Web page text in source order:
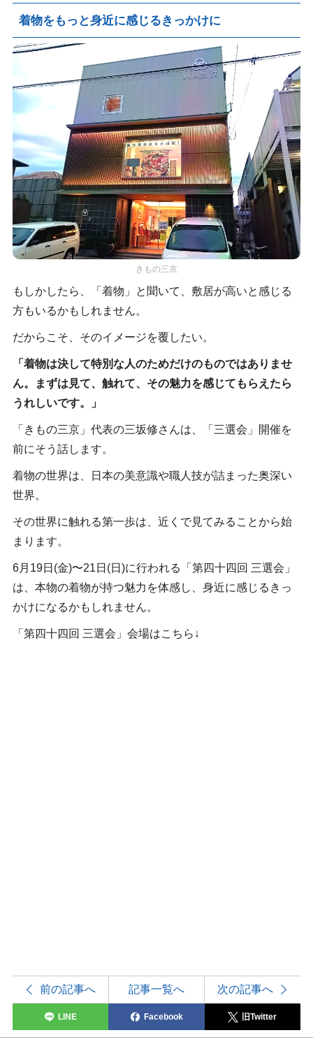
着物をもっと身近に感じるきっかけに
きもの三京
もしかしたら、「着物」と聞いて、敷居が高いと感じる
方もいるかもしれません。
だからこそ、そのイメージを覆したい。
「着物は決して特別な人のためだけのものではありませ
ん。まずは見て、触れて、その魅力を感じてもらえたら
うれしいです。」
「きもの三京」代表の三坂修さんは、「三選会」開催を
前にそう話します。
着物の世界は、日本の美意識や職人技が詰まった奥深い
世界。
その世界に触れる第一歩は、近くで見てみることから始
まります。
6月19日(金)〜21日(日)に行われる「第四十四回 三選会」
は、本物の着物が持つ魅力を体感し、身近に感じるきっ
かけになるかもしれません。
「第四十四回 三選会」会場はこちら↓
前の記事へ 記事一覧へ 次の記事へ
LINE Facebook 旧Twitter